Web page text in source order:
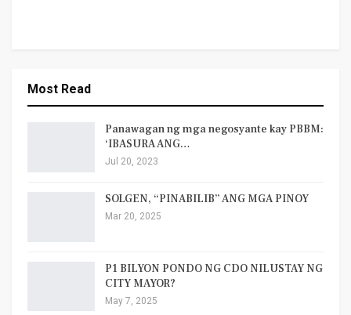
Most Read
Panawagan ng mga negosyante kay PBBM:
‘IBASURA ANG…
Jul 20, 2023
SOLGEN, “PINABILIB” ANG MGA PINOY
Mar 20, 2025
P1 BILYON PONDO NG CDO NILUSTAY NG
CITY MAYOR?
May 7, 2025